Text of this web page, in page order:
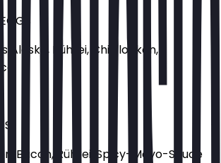
Alaska, Rührei, Chiliflocken,
Bacon, Rührei, Spicy-Mayo-Sauce